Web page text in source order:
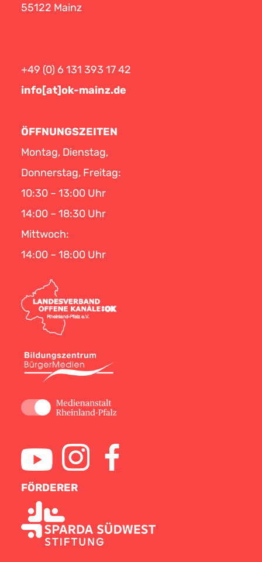
55122 Mainz
+49 (0) 6 131 393 17 42
info[at]ok-mainz.de
ÖFFNUNGSZEITEN
Montag, Dienstag,
Donnerstag, Freitag:
10:30 – 13:00 Uhr
14:00 – 18:30 Uhr
Mittwoch:
14:00 – 18:00 Uhr
FÖRDERER